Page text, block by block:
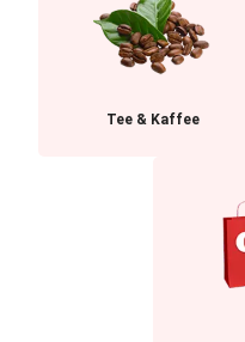
Tee & Kaffee